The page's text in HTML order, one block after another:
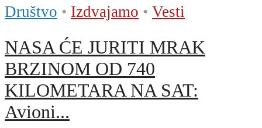
Društvo • Izdvajamo • Vesti
NASA ĆE JURITI MRAK
BRZINOM OD 740
KILOMETARA NA SAT:
Avioni...